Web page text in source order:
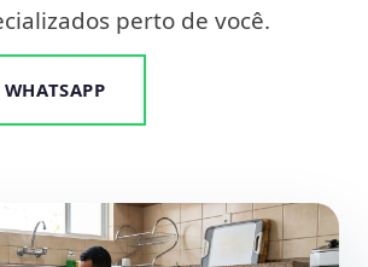
perto de você.